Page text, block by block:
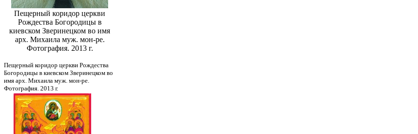
Пещерный коридор церкви
Рождества Богородицы в
киевском Зверинецком во имя
арх. Михаила муж. мон-ре.
Фотография. 2013 г.
Пещерный коридор церкви Рождества
Богородицы в киевском Зверинецком во
имя арх. Михаила муж. мон-ре.
Фотография. 2013 г.